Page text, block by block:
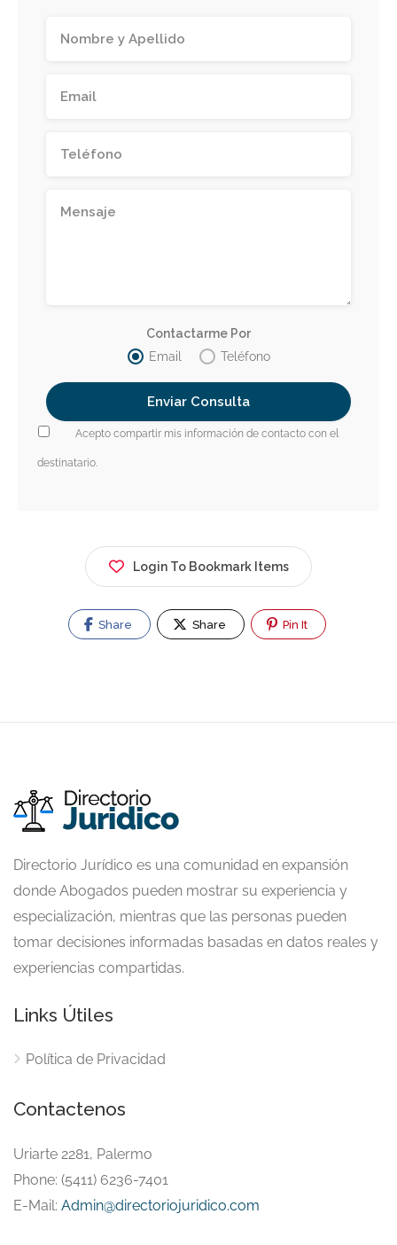
Contactarme Por
Email
Teléfono
Acepto compartir mis información de contacto con el
destinatario.
Login To Bookmark Items
Share Share Pin It
Directorio Jurídico es una comunidad en expansión
donde Abogados pueden mostrar su experiencia y
especialización, mientras que las personas pueden
tomar decisiones informadas basadas en datos reales y
experiencias compartidas.
Links Útiles
Política de Privacidad
Contactenos
Uriarte 2281, Palermo
Phone: (5411) 6236-7401
E-Mail: Admin@directoriojuridico.com